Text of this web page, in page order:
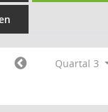
Quartal 3